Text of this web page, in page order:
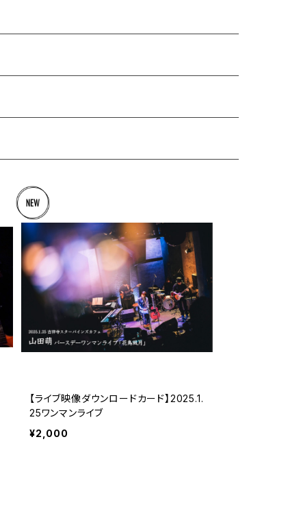
【ライブ映像ダウンロードカード】2025.1.
25ワンマンライブ
¥2,000